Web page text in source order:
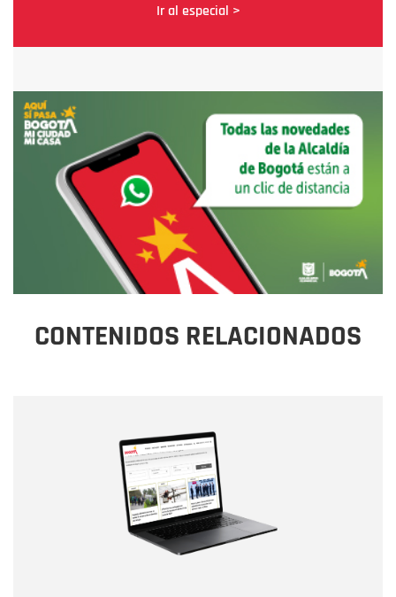
Ir al especial >
CONTENIDOS RELACIONADOS
Correo electrónico
Tipo de comentario